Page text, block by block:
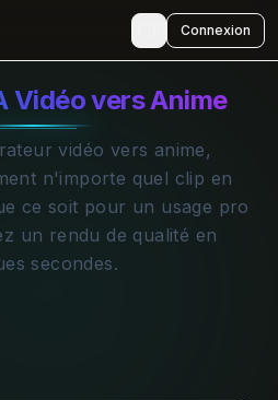
Connexion
Vidéo vers Anime
vidéo vers anime,
n'importe quel clip en
ce soit pour un usage pro
un rendu de qualité en
secondes.